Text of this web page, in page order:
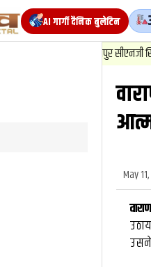
AI गार्गी दैनिक बुलेटिन
वाराणसी में बाबतपुर सीएनजी सिलेंडर
May